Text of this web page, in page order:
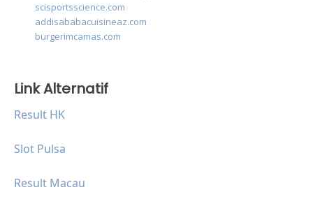
scisportsscience.com
addisababacuisineaz.com
burgerimcamas.com
Link Alternatif
Result HK
Slot Pulsa
Result Macau